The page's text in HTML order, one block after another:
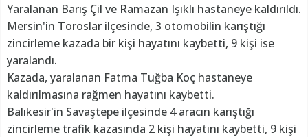
Yaralanan Barış Çil ve Ramazan Işıklı hastaneye kaldırıldı.
Mersin'in Toroslar ilçesinde, 3 otomobilin karıştığı
zincirleme kazada bir kişi hayatını kaybetti, 9 kişi ise
yaralandı.
Kazada, yaralanan Fatma Tuğba Koç hastaneye
kaldırılmasına rağmen hayatını kaybetti.
Balıkesir'in Savaştepe ilçesinde 4 aracın karıştığı
zincirleme trafik kazasında 2 kişi hayatını kaybetti, 9 kişi